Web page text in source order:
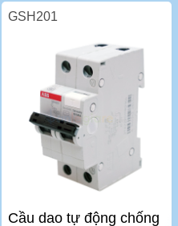
GSH201
Cầu dao tự động chống